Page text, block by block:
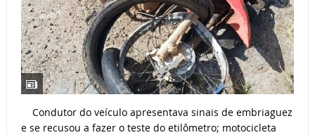
Condutor do veículo apresentava sinais de embriaguez
e se recusou a fazer o teste do etilômetro; motocicleta